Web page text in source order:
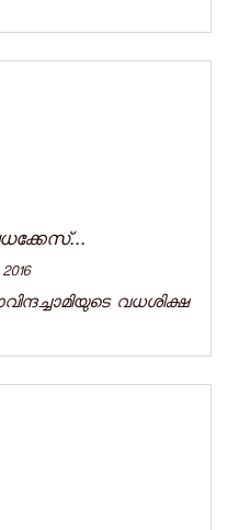
വധശിക്ഷ